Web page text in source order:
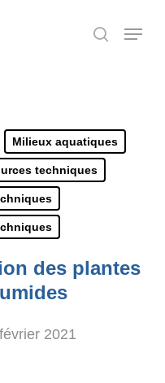
search
Menu
Milieux aquatiques
techniques
des plantes
2021